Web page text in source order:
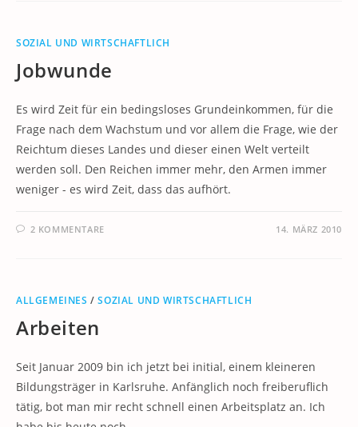
SOZIAL UND WIRTSCHAFTLICH
Jobwunde
Es wird Zeit für ein bedingsloses Grundeinkommen, für die
Frage nach dem Wachstum und vor allem die Frage, wie der
Reichtum dieses Landes und dieser einen Welt verteilt
werden soll. Den Reichen immer mehr, den Armen immer
weniger - es wird Zeit, dass das aufhört.
2 KOMMENTARE 14. MÄRZ 2010
ALLGEMEINES /SOZIAL UND WIRTSCHAFTLICH
Arbeiten
Seit Januar 2009 bin ich jetzt bei initial, einem kleineren
Bildungsträger in Karlsruhe. Anfänglich noch freiberuflich
tätig, bot man mir recht schnell einen Arbeitsplatz an. Ich